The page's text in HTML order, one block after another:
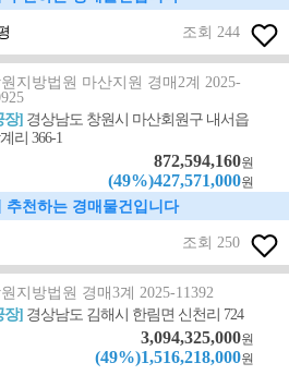
조회 244
지방법원 마산지원 경매2계 2025-
장] 경상남도 창원시 마산회원구 내서읍
리 366-1
872,594,160원
(49%)427,571,000원
추천하는 경매물건입니다
조회 250
지방법원 경매3계 2025-11392
장] 경상남도 김해시 한림면 신천리 724
3,094,325,000원
(49%)1,516,218,000원